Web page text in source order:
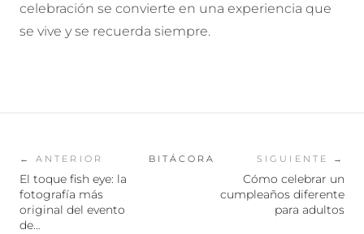
celebración se convierte en una experiencia que
se vive y se recuerda siempre.
← ANTERIOR
El toque fish eye: la
fotografía más
original del evento
de…
BITÁCORA SIGUIENTE →
Cómo celebrar un
cumpleaños diferente
para adultos